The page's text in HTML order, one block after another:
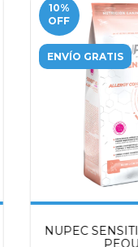
10%
OFF
ENVÍO GRATIS
NUPEC